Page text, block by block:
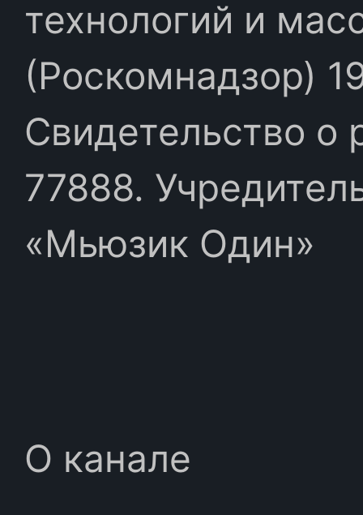
технологий и
(Роскомнадзор)
Свидетельство
77888.
«Мьюзик Один»
О канале